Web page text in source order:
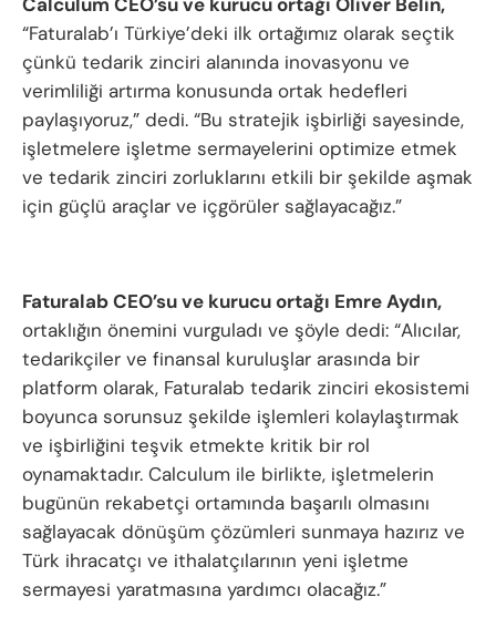
“Faturalab’ı Türkiye’deki ilk ortağımız olarak seçtik
çünkü tedarik zinciri alanında inovasyonu ve
verimliliği artırma konusunda ortak hedefleri
paylaşıyoruz,” dedi. “Bu stratejik işbirliği sayesinde,
işletmelere işletme sermayelerini optimize etmek
ve tedarik zinciri zorluklarını etkili bir şekilde aşmak
için güçlü araçlar ve içgörüler sağlayacağız.”
Faturalab CEO’su ve kurucu ortağı Emre Aydın,
ortaklığın önemini vurguladı ve şöyle dedi: “Alıcılar,
tedarikçiler ve finansal kuruluşlar arasında bir
platform olarak, Faturalab tedarik zinciri ekosistemi
boyunca sorunsuz şekilde işlemleri kolaylaştırmak
ve işbirliğini teşvik etmekte kritik bir rol
oynamaktadır. Calculum ile birlikte, işletmelerin
bugünün rekabetçi ortamında başarılı olmasını
sağlayacak dönüşüm çözümleri sunmaya hazırız ve
Türk ihracatçı ve ithalatçılarının yeni işletme
sermayesi yaratmasına yardımcı olacağız.”